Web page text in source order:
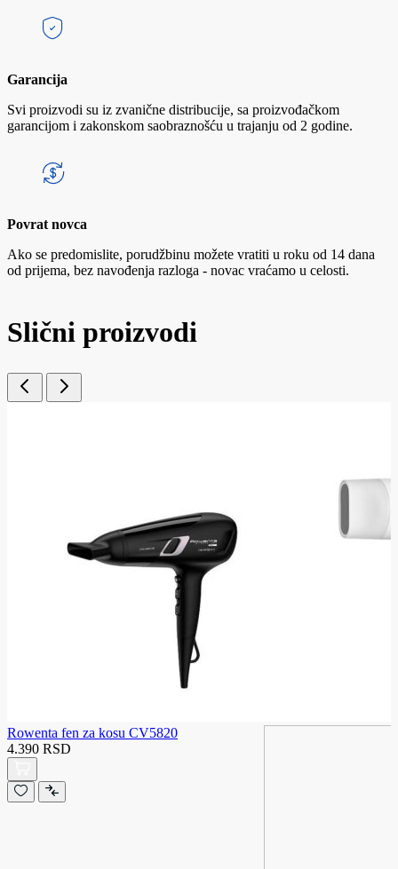
Garancija
Svi proizvodi su iz zvanične distribucije, sa proizvođačkom
garancijom i zakonskom saobraznošću u trajanju od 2 godine.
Povrat novca
Ako se predomislite, porudžbinu možete vratiti u roku od 14 dana
od prijema, bez navođenja razloga - novac vraćamo u celosti.
Slični proizvodi
Rowenta fen za kosu CV5820
4.390 RSD